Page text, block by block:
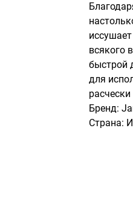
всякого
быстрой
для
Бренд:
Страна: